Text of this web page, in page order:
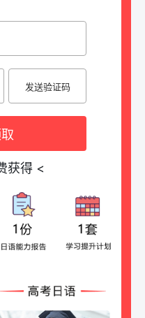
发送验证码
获得 <